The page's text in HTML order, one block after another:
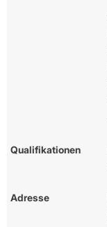
Qualifikationen
Adresse